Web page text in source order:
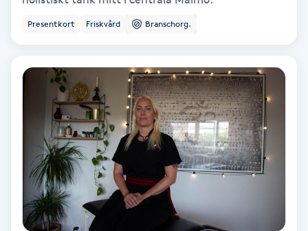
Babylights
Balayage
Bambumassage
Barber
Barnklippning
Presentkort Friskvård Branschorg.